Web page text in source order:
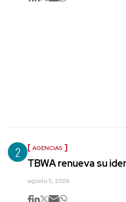
2 AGENCIAS
TBWA renueva su
agosto 5, 2026